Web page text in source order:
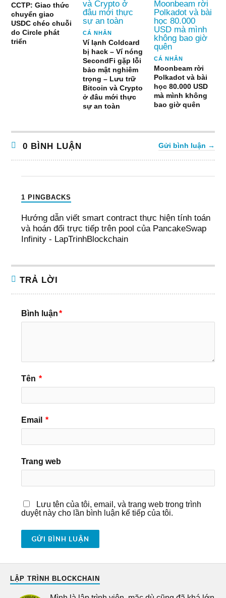
CCTP: Giao thức
chuyển giao
USDC chéo chuỗi
do Circle phát
triển
CÁ NHÂN
Ví lạnh Coldcard
bị hack – Ví nóng
SecondFi gặp lỗi
bảo mật nghiêm
trọng – Lưu trữ
Bitcoin và Crypto
ở đâu mới thực
sự an toàn
CÁ NHÂN
Moonbeam rời
Polkadot và bài
học 80.000 USD
mà mình không
bao giờ quên
0 BÌNH LUẬN Gửi bình luận →
1 PINGBACKS
Hướng dẫn viết smart contract thực hiện tính toán
và hoán đổi trực tiếp trên pool của PancakeSwap
Infinity - LapTrinhBlockchain
TRẢ LỜI
Bình luận *
Tên *
Email *
Trang web
Lưu tên của tôi, email, và trang web trong trình
duyệt này cho lần bình luận kế tiếp của tôi.
LẬP TRÌNH BLOCKCHAIN